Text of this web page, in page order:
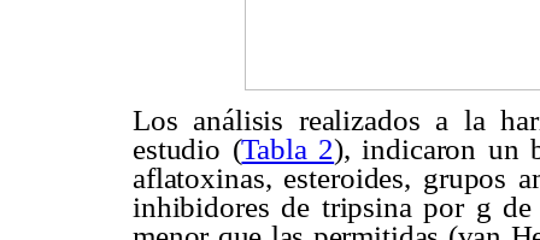
Los análisis realizados a la
estudio (Tabla 2), indicaron un
aflatoxinas, esteroides, grupos
inhibidores de tripsina por g